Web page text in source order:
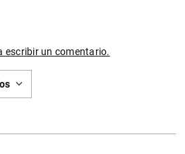
escribir un comentario.